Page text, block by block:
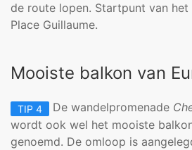
de route lopen. Startpunt van het
Place Guillaume.
Mooiste balkon van
TIP 4 De wandelpromenade
wordt ook wel het mooiste
genoemd. De omloop is